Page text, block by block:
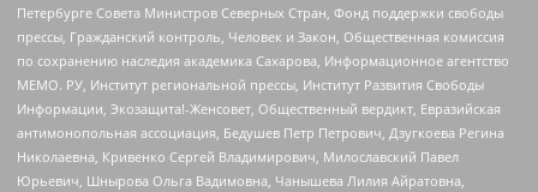
Петербурге Совета Министров Северных Стран, Фонд поддержки свободы
прессы, Гражданский контроль, Человек и Закон, Общественная комиссия
по сохранению наследия академика Сахарова, Информационное агентство
МЕМО. РУ, Институт региональной прессы, Институт Развития Свободы
Информации, Экозащита!-Женсовет, Общественный вердикт, Евразийская
антимонопольная ассоциация, Бедушев Петр Петрович, Дзугкоева Регина
Николаевна, Кривенко Сергей Владимирович, Милославский Павел
Юрьевич, Шнырова Ольга Вадимовна, Чанышева Лилия Айратовна,